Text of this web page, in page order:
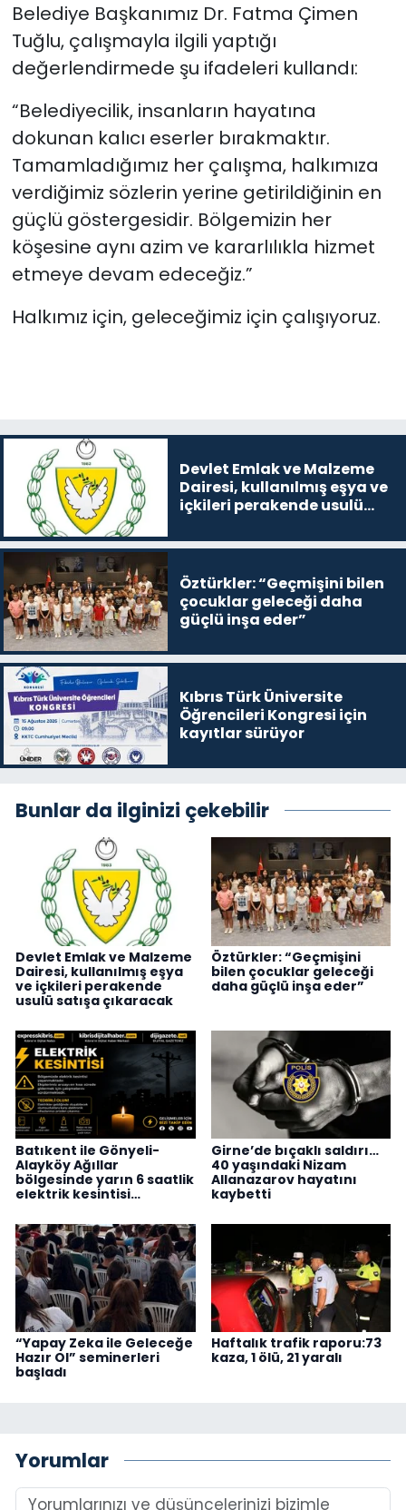
Belediye Başkanımız Dr. Fatma Çimen
Tuğlu, çalışmayla ilgili yaptığı
değerlendirmede şu ifadeleri kullandı:
“Belediyecilik, insanların hayatına
dokunan kalıcı eserler bırakmaktır.
Tamamladığımız her çalışma, halkımıza
verdiğimiz sözlerin yerine getirildiğinin en
güçlü göstergesidir. Bölgemizin her
köşesine aynı azim ve kararlılıkla hizmet
etmeye devam edeceğiz.”
Halkımız için, geleceğimiz için çalışıyoruz.
Devlet Emlak ve Malzeme
Dairesi, kullanılmış eşya ve
içkileri perakende usulü
Öztürkler: “Geçmişini bilen
çocuklar geleceği daha
güçlü inşa eder”
Kıbrıs Türk Üniversite
Öğrencileri Kongresi için
kayıtlar sürüyor
Bunlar da ilginizi çekebilir
Devlet Emlak ve Malzeme
Dairesi, kullanılmış eşya
ve içkileri perakende
usulü satışa çıkaracak
Öztürkler: “Geçmişini
bilen çocuklar geleceği
daha güçlü inşa eder”
Batıkent ile Gönyeli-
Alayköy Ağıllar
bölgesinde yarın 6 saatlik
elektrik kesintisi…
Girne’de bıçaklı saldırı…
40 yaşındaki Nizam
Allanazarov hayatını
kaybetti
“Yapay Zeka ile Geleceğe
Hazır Ol” seminerleri
başladı
Haftalık trafik raporu:73
kaza, 1 ölü, 21 yaralı
Yorumlar